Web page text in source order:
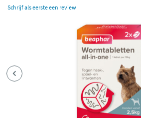
Schrijf als eerste een review